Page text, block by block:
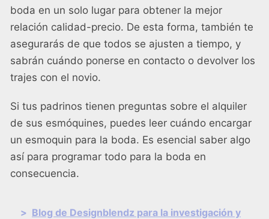
boda en un solo lugar para obtener la mejor
relación calidad-precio. De esta forma, también te
asegurarás de que todos se ajusten a tiempo, y
sabrán cuándo ponerse en contacto o devolver los
trajes con el novio.
Si tus padrinos tienen preguntas sobre el alquiler
de sus esmóquines, puedes leer cuándo encargar
un esmoquin para la boda. Es esencial saber algo
así para programar todo para la boda en
consecuencia.
> Blog de Designblendz para la investigación y